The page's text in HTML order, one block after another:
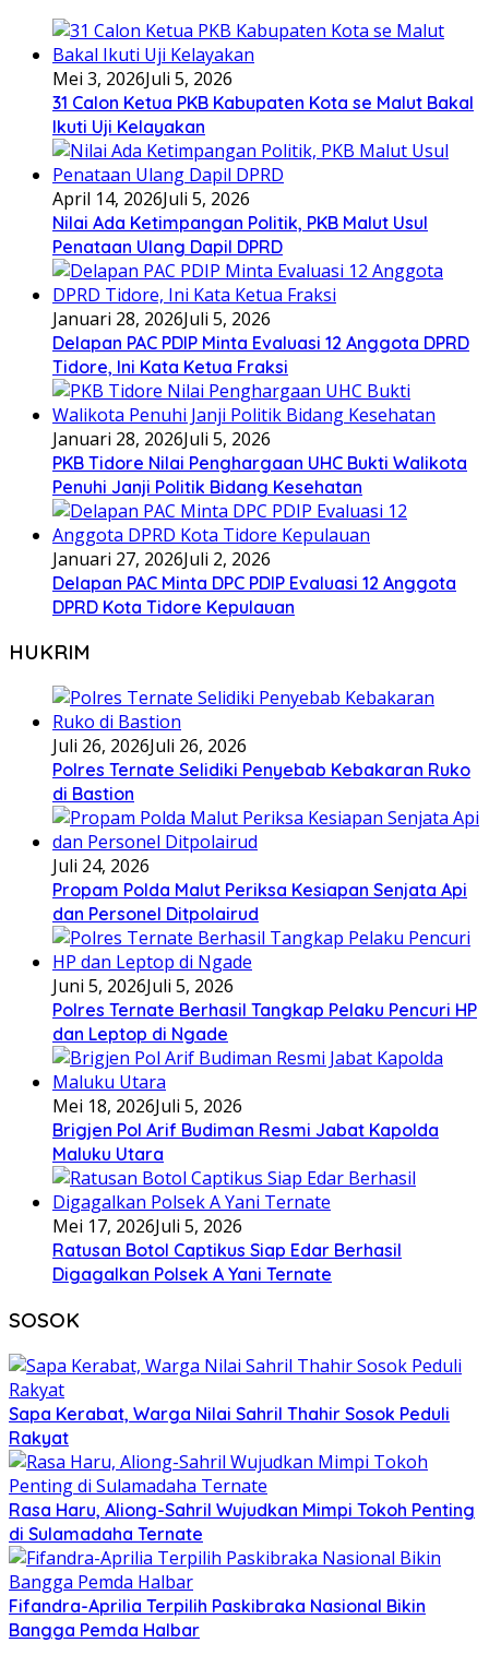
Mei 3, 2026Juli 5, 2026
31 Calon Ketua PKB Kabupaten Kota se Malut Bakal
Ikuti Uji Kelayakan
April 14, 2026Juli 5, 2026
Nilai Ada Ketimpangan Politik, PKB Malut Usul
Penataan Ulang Dapil DPRD
Januari 28, 2026Juli 5, 2026
Delapan PAC PDIP Minta Evaluasi 12 Anggota DPRD
Tidore, Ini Kata Ketua Fraksi
Januari 28, 2026Juli 5, 2026
PKB Tidore Nilai Penghargaan UHC Bukti Walikota
Penuhi Janji Politik Bidang Kesehatan
Januari 27, 2026Juli 2, 2026
Delapan PAC Minta DPC PDIP Evaluasi 12 Anggota
DPRD Kota Tidore Kepulauan
HUKRIM
Juli 26, 2026Juli 26, 2026
Polres Ternate Selidiki Penyebab Kebakaran Ruko
di Bastion
Juli 24, 2026
Propam Polda Malut Periksa Kesiapan Senjata Api
dan Personel Ditpolairud
Juni 5, 2026Juli 5, 2026
Polres Ternate Berhasil Tangkap Pelaku Pencuri HP
dan Leptop di Ngade
Mei 18, 2026Juli 5, 2026
Brigjen Pol Arif Budiman Resmi Jabat Kapolda
Maluku Utara
Mei 17, 2026Juli 5, 2026
Ratusan Botol Captikus Siap Edar Berhasil
Digagalkan Polsek A Yani Ternate
SOSOK
Sapa Kerabat, Warga Nilai Sahril Thahir Sosok Peduli
Rakyat
Rasa Haru, Aliong-Sahril Wujudkan Mimpi Tokoh Penting
di Sulamadaha Ternate
Fifandra-Aprilia Terpilih Paskibraka Nasional Bikin
Bangga Pemda Halbar